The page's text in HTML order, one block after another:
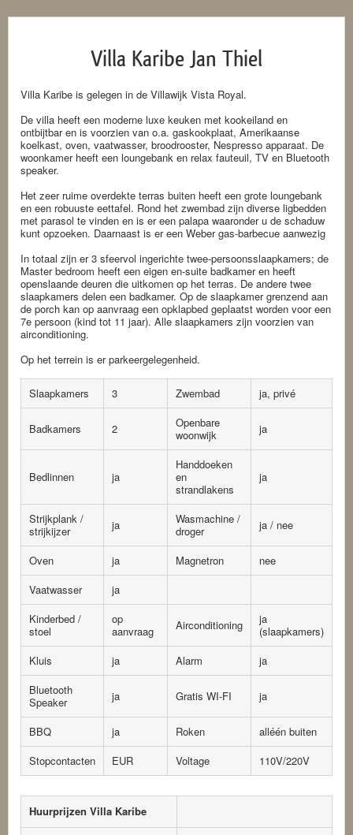
Villa Karibe Jan Thiel
Villa Karibe is gelegen in de Villawijk Vista Royal.
De villa heeft een moderne luxe keuken met kookeiland en
ontbijtbar en is voorzien van o.a. gaskookplaat, Amerikaanse
koelkast, oven, vaatwasser, broodrooster, Nespresso apparaat. De
woonkamer heeft een loungebank en relax fauteuil, TV en Bluetooth
speaker.
Het zeer ruime overdekte terras buiten heeft een grote loungebank
en een robuuste eettafel. Rond het zwembad zijn diverse ligbedden
met parasol te vinden en is er een palapa waaronder u de schaduw
kunt opzoeken. Daarnaast is er een Weber gas-barbecue aanwezig
In totaal zijn er 3 sfeervol ingerichte twee-persoonsslaapkamers; de
Master bedroom heeft een eigen en-suite badkamer en heeft
openslaande deuren die uitkomen op het terras. De andere twee
slaapkamers delen een badkamer. Op de slaapkamer grenzend aan
de porch kan op aanvraag een opklapbed geplaatst worden voor een
7e persoon (kind tot 11 jaar). Alle slaapkamers zijn voorzien van
airconditioning.
Op het terrein is er parkeergelegenheid.
Slaapkamers 3 Zwembad ja, privé
Badkamers 2
Openbare
woonwijk
ja
Bedlinnen ja
Handdoeken
en
strandlakens
ja
Strijkplank /
strijkijzer
ja
Wasmachine /
droger
ja / nee
Oven ja Magnetron
nee
Vaatwasser
ja
Kinderbed /
stoel
op
aanvraag
Airconditioning
ja
(slaapkamers)
Kluis
ja Alarm
ja
Bluetooth
Speaker
ja Gratis WI-FI ja
BBQ ja Roken
alléén buiten
Stopcontacten
EUR Voltage 110V/220V
Huurprijzen Villa Karibe